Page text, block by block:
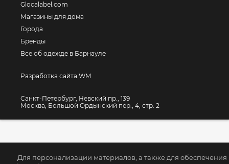
Для персонализации материалов, а также для обеспечения
Glocalabel.com
Магазины для дома
Города
Бренды
Все об одежде в Барнауле
Разработка сайта WM
Санкт-Петербург, Невский пр., 139
Москва, Большой Ордынский пер., 4, стр. 2